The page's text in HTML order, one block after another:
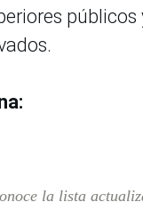
la lista